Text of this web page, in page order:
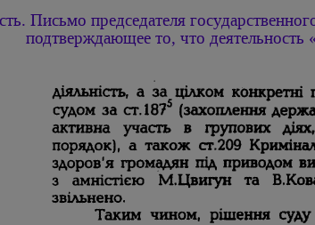
Письмо председателя
подтверждающее то, что деятельность